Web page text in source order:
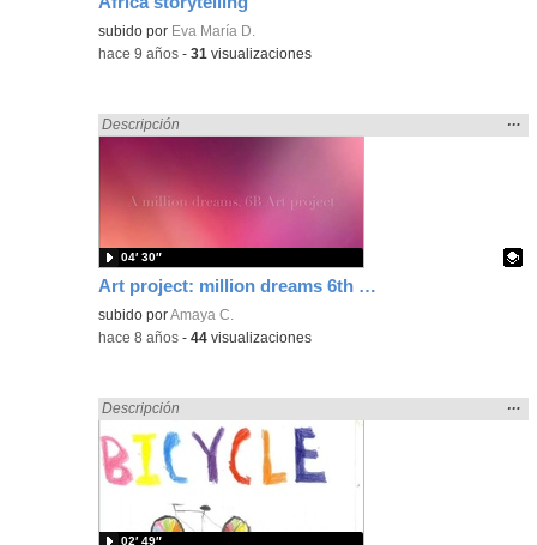
subido por Eva María D.
-hace 9 años -31 visualizaciones
Art project: million dreams 6th grade
Encontrado «song» en:
Descripción
la
…
Contenido educativo.
subido porAmaya C.
04′ 30″
-hace 8 años -44 visualizaciones
Encontrado «song» en:
Descripción
la
…
02′ 49″